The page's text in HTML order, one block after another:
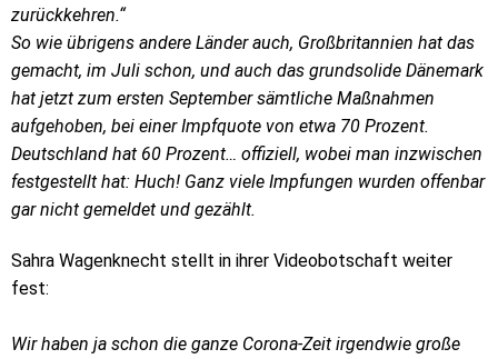
zurückkehren.“
So wie übrigens andere Länder auch, Großbritannien hat das
gemacht, im Juli schon, und auch das grundsolide Dänemark
hat jetzt zum ersten September sämtliche Maßnahmen
aufgehoben, bei einer Impfquote von etwa 70 Prozent.
Deutschland hat 60 Prozent… offiziell, wobei man inzwischen
festgestellt hat: Huch! Ganz viele Impfungen wurden offenbar
gar nicht gemeldet und gezählt.
Sahra Wagenknecht stellt in ihrer Videobotschaft weiter
fest:
Wir haben ja schon die ganze Corona-Zeit irgendwie große